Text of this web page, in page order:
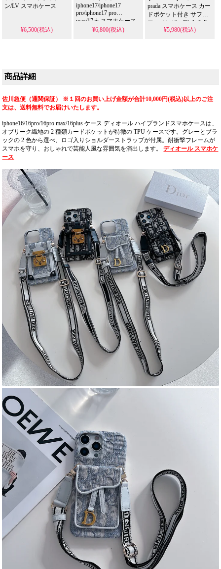
ン/LV スマホケース
¥6,500(税込)
iphone17/iphone17
pro/iphone17 pro
max/17air スマホケース
¥6,800(税込)
prada スマホケース カー
ドポケット付き サフィ
アーノレザー調 全 6 色
耐衝撃 傷防止 四角保護
¥5,980(税込)
商品詳細
佐川急便（通関保証） ※１回のお買い上げ金額が合計10,000円(税込)以上のご注
文は、送料無料でお届けいたします。
iphone16/16pro/16pro max/16plus ケース ディオール ハイブランドスマホケースは、
オブリーク織地の 2 種類カードポケットが特徴の TPU ケースです。グレーとブラ
ックの 2 色から選べ、ロゴ入りショルダーストラップが付属。耐衝撃フレームが
スマホを守り、おしゃれで芸能人風な雰囲気を演出します。ディオール スマホケ
ース